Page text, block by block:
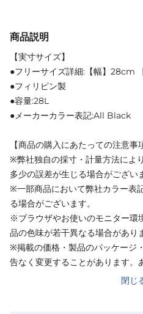
商品説明
【実寸サイズ】
●フリーサイズ詳細:【幅】28cm
●フィリピン製
●容量:28L
●メーカーカラー表記:All Black
【商品の購入にあたっての注意事
※弊社独自の採寸・計量方法によ
多少の誤差が生じる場合がござい
※一部商品において弊社カラー表
る場合がございます。
※ブラウザやお使いのモニター環
品の色味が若干異なる場合があり
※掲載の価格・製品のパッケージ
告なく変更することがあります。
閉じ